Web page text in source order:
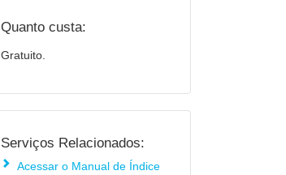
Quanto custa:
Gratuito.
Serviços Relacionados:
Acessar o Manual de Índice